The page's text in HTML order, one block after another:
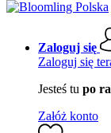
Zaloguj się
Zaloguj się
Jesteś tu po
Załóż konto